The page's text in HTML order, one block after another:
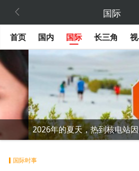
 国际
首页 国内 国际 长三角
2026年的夏天，热到核电站因为河里
国际时事